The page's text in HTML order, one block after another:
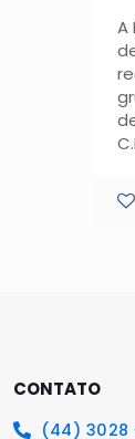
A
CONTATO
(44) 3028